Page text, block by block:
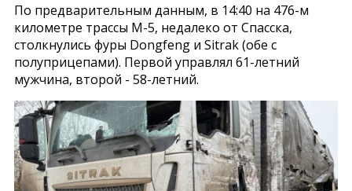
По предварительным данным, в 14:40 на 476-м
километре трассы М-5, недалеко от Спасска,
столкнулись фуры Dongfeng и Sitrak (обе с
полуприцепами). Первой управлял 61-летний
мужчина, второй - 58-летний.